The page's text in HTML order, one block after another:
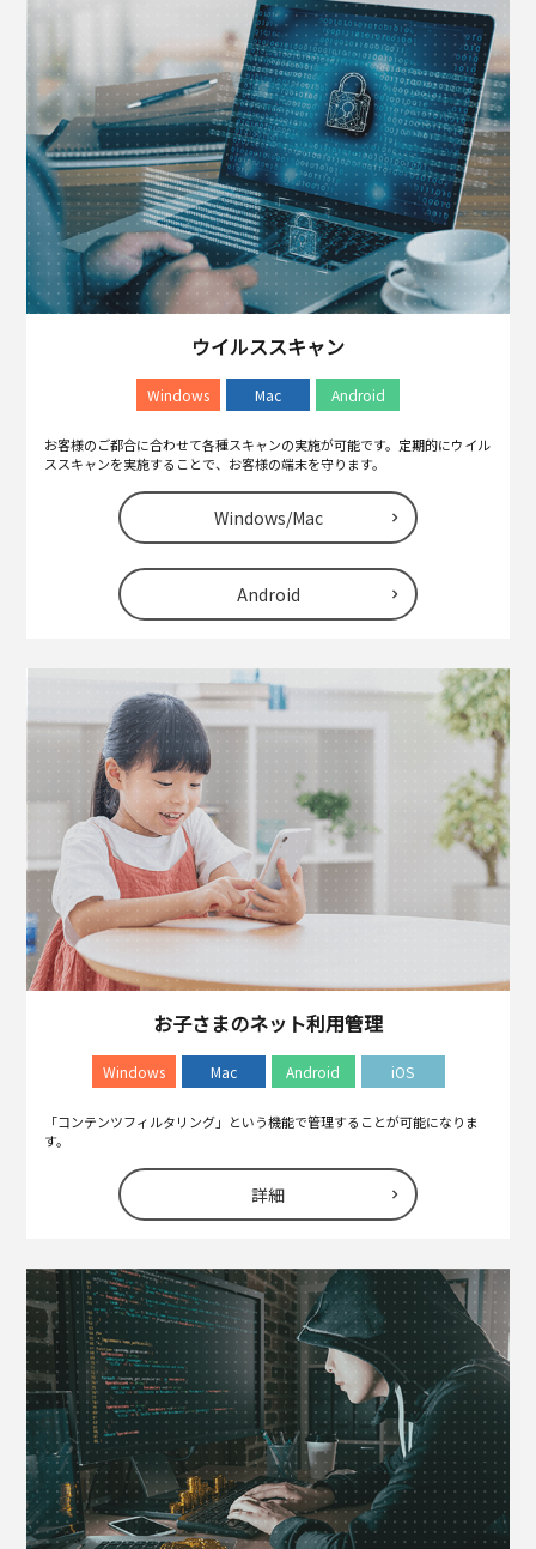
ウイルススキャン
Windows Mac Android
お客様のご都合に合わせて各種スキャンの実施が可能です。定期的にウイル
ススキャンを実施することで、お客様の端末を守ります。
Windows/Mac
Android
お子さまのネット利用管理
Windows Mac Android iOS
「コンテンツフィルタリング」という機能で管理することが可能になりま
す。
詳細